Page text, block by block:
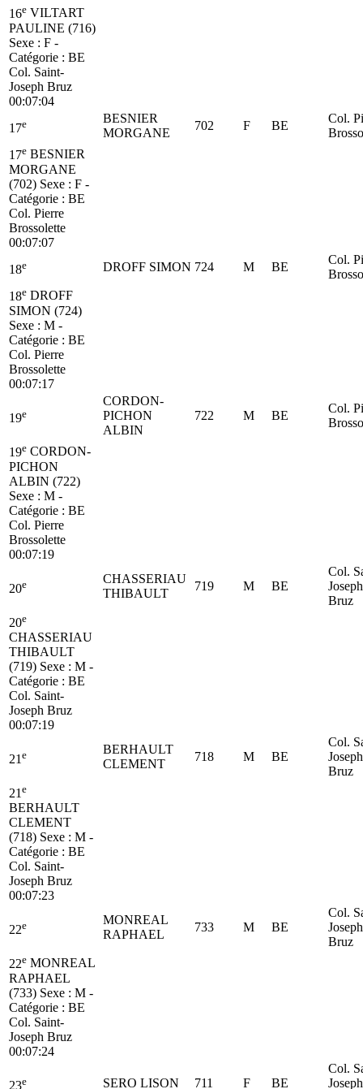
16e VILTART
PAULINE (716)
Sexe : F -
Catégorie : BE
Col. Saint-
Joseph Bruz
00:07:04
17e
BESNIER
MORGANE
702 F BE
Col.
17e BESNIER
MORGANE
(702) Sexe : F -
Catégorie : BE
Col. Pierre
Brossolette
00:07:07
18e DROFF SIMON 724 M BE
Col.
18e DROFF
SIMON (724)
Sexe : M -
Catégorie : BE
Col. Pierre
Brossolette
00:07:17
19e
CORDON-
PICHON
ALBIN
722 M BE
Col.
19e CORDON-
PICHON
ALBIN (722)
Sexe : M -
Catégorie : BE
Col. Pierre
Brossolette
00:07:19
20e
CHASSERIAU
THIBAULT
719 M BE
Col.
Joseph
Bruz
20e
CHASSERIAU
THIBAULT
(719) Sexe : M -
Catégorie : BE
Col. Saint-
Joseph Bruz
00:07:19
21 e
BERHAULT
CLEMENT
718 M BE
Col.
Joseph
Bruz
21 e
BERHAULT
CLEMENT
(718) Sexe : M -
Catégorie : BE
Col. Saint-
Joseph Bruz
00:07:23
22e
MONREAL
RAPHAEL
733 M BE
Col.
Joseph
Bruz
22e MONREAL
RAPHAEL
(733) Sexe : M -
Catégorie : BE
Col. Saint-
Joseph Bruz
00:07:24
23e SERO LISON 711 F BE
Col.
Joseph